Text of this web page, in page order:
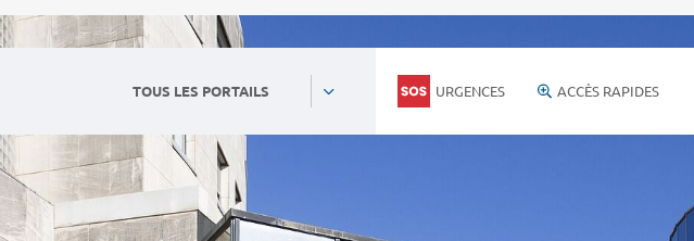
TOUS LES PORTAILS URGENCES ACCÈS RAPIDES